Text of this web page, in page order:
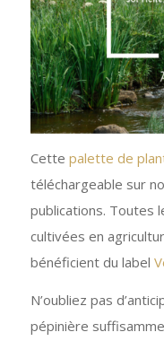
Cette palette de
téléchargeable sur
publications. Toutes
cultivées en
bénéficient du label
N’oubliez pas
pépinière